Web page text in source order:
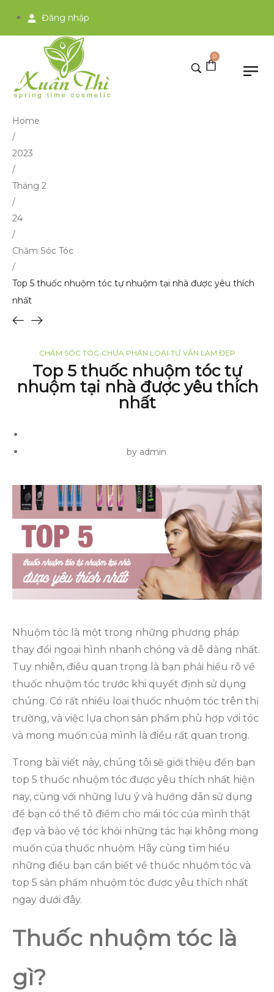
Đăng nhập
0
Home
/
2023
/
Tháng 2
/
24
/
Chăm Sóc Tóc
/
Top 5 thuốc nhuộm tóc tự nhuộm tại nhà được yêu thích
nhất
CHĂM SÓC TÓC•CHƯA PHÂN LOẠI•TƯ VẤN LÀM ĐẸP
Top 5 thuốc nhuộm tóc tự
nhuộm tại nhà được yêu thích
nhất
by admin
Nhuộm tóc là một trong những phương pháp
thay đổi ngoại hình nhanh chóng và dễ dàng nhất.
Tuy nhiên, điều quan trọng là bạn phải hiểu rõ về
thuốc nhuộm tóc trước khi quyết định sử dụng
chúng. Có rất nhiều loại thuốc nhuộm tóc trên thị
trường, và việc lựa chọn sản phẩm phù hợp với tóc
và mong muốn của mình là điều rất quan trọng.
Trong bài viết này, chúng tôi sẽ giới thiệu đến bạn
top 5 thuốc nhuộm tóc được yêu thích nhất hiện
nay, cùng với những lưu ý và hướng dẫn sử dụng
để bạn có thể tô điểm cho mái tóc của mình thật
đẹp và bảo vệ tóc khỏi những tác hại không mong
muốn của thuốc nhuộm. Hãy cùng tìm hiểu
những điều bạn cần biết về thuốc nhuộm tóc và
top 5 sản phẩm nhuộm tóc được yêu thích nhất
ngay dưới đây.
Thuốc nhuộm tóc là
gì?